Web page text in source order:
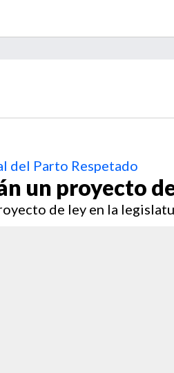
del Parto Respetado
un proyecto
de ley en la